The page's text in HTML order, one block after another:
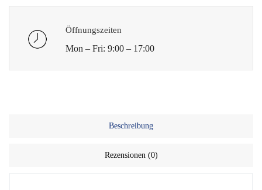
Öffnungszeiten
Mon – Fri: 9:00 – 17:00
Beschreibung
Rezensionen (0)